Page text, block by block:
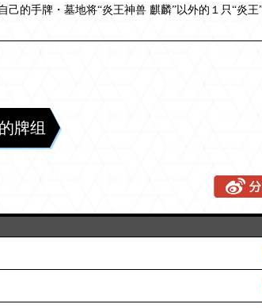
的手牌・墓地将“炎王神兽 麒麟”以外的１只“炎王
牌组